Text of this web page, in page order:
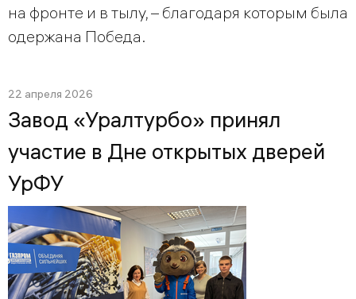
на фронте и в тылу, – благодаря которым была
одержана Победа.
22 апреля 2026
Завод «Уралтурбо» принял
участие в Дне открытых дверей
УрФУ